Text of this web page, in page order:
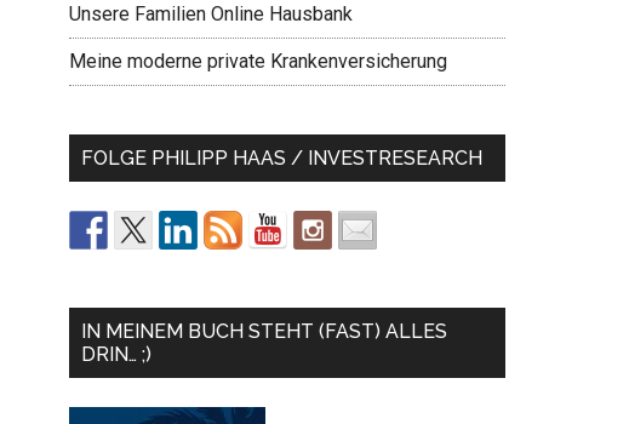
Unsere Familien Online Hausbank
Meine moderne private Krankenversicherung
FOLGE PHILIPP HAAS / INVESTRESEARCH
IN MEINEM BUCH STEHT (FAST) ALLES
DRIN… ;)